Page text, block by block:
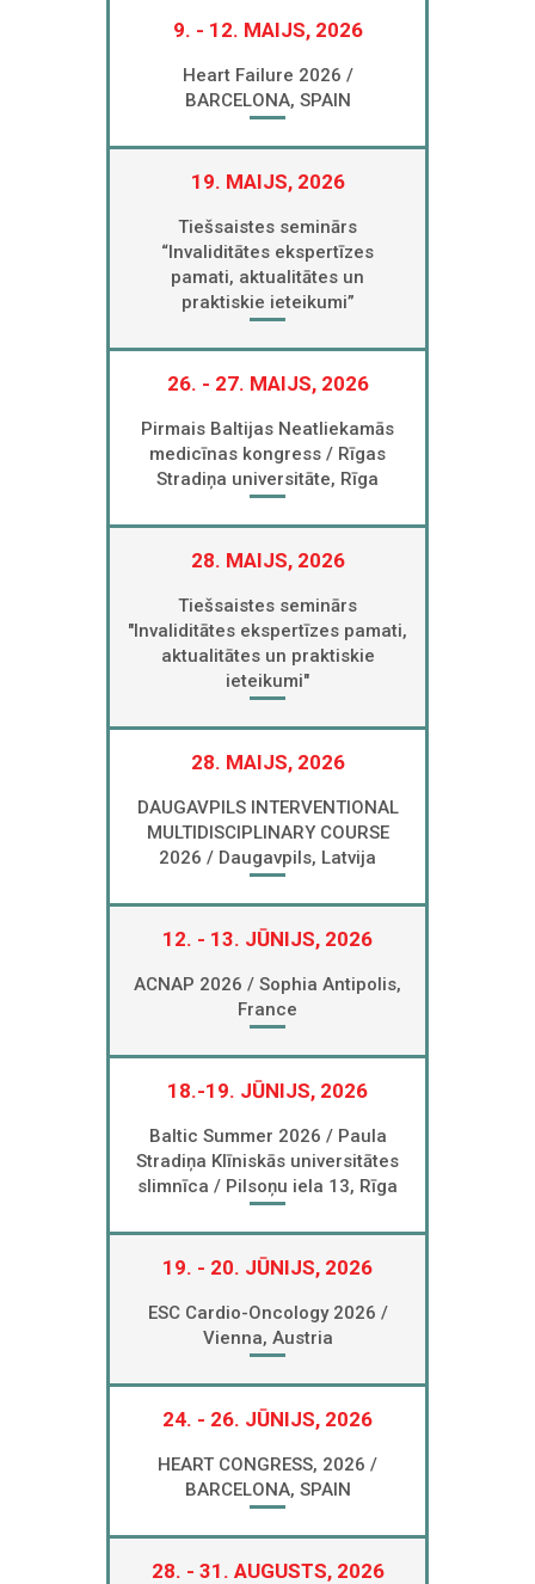
9. - 12. MAIJS, 2026
Heart Failure 2026 /
BARCELONA, SPAIN
19. MAIJS, 2026
Tiešsaistes seminārs
“Invaliditātes ekspertīzes
pamati, aktualitātes un
praktiskie ieteikumi”
26. - 27. MAIJS, 2026
Pirmais Baltijas Neatliekamās
medicīnas kongress / Rīgas
Stradiņa universitāte, Rīga
28. MAIJS, 2026
Tiešsaistes seminārs
"Invaliditātes ekspertīzes pamati,
aktualitātes un praktiskie
ieteikumi"
28. MAIJS, 2026
DAUGAVPILS INTERVENTIONAL
MULTIDISCIPLINARY COURSE
2026 / Daugavpils, Latvija
12. - 13. JŪNIJS, 2026
ACNAP 2026 / Sophia Antipolis,
France
18.-19. JŪNIJS, 2026
Baltic Summer 2026 / Paula
Stradiņa Klīniskās universitātes
slimnīca / Pilsoņu iela 13, Rīga
19. - 20. JŪNIJS, 2026
ESC Cardio-Oncology 2026 /
Vienna, Austria
24. - 26. JŪNIJS, 2026
HEART CONGRESS, 2026 /
BARCELONA, SPAIN
28. - 31. AUGUSTS, 2026